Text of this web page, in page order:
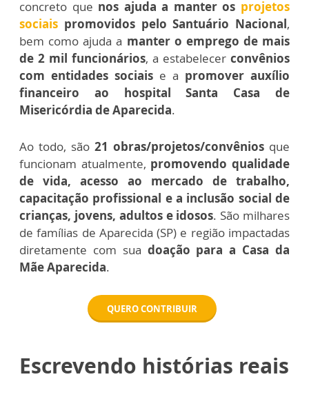
concreto que nos ajuda a manter os projetos
sociais promovidos pelo Santuário Nacional,
bem como ajuda a manter o emprego de mais
de 2 mil funcionários, a estabelecer convênios
com entidades sociais e a promover auxílio
financeiro ao hospital Santa Casa de
Misericórdia de Aparecida.
Ao todo, são 21 obras/projetos/convênios que
funcionam atualmente, promovendo qualidade
de vida, acesso ao mercado de trabalho,
capacitação profissional e a inclusão social de
crianças, jovens, adultos e idosos. São milhares
de famílias de Aparecida (SP) e região impactadas
diretamente com sua doação para a Casa da
Mãe Aparecida.
QUERO CONTRIBUIR
Escrevendo histórias reais